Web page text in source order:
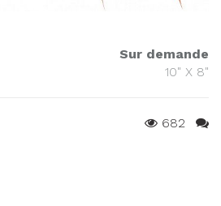
Sur demande
10" X 8"
682